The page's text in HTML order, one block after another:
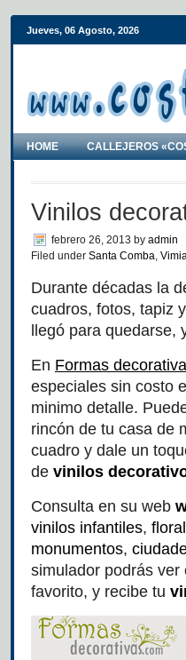
Jueves, 06 Agosto, 2026
HOME CALLEJEROS
Vinilos
febrero 26, 2013 by admin
Filed under Santa Comba,
Durante décadas la
cuadros, fotos, tapiz
llegó para
En Formas
especiales sin costo
minimo detalle.
rincón de tu casa de
cuadro y dale un
de vinilos
Consulta en su web
vinilos infantiles,
monumentos,
simulador podrás
favorito, y recibe tu